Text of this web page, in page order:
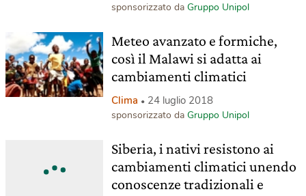
sponsorizzato da Gruppo Unipol
Meteo avanzato e formiche,
così il Malawi si adatta ai
cambiamenti climatici
Clima 24 luglio 2018
sponsorizzato da Gruppo Unipol
Siberia, i nativi resistono ai
cambiamenti climatici unendo
conoscenze tradizionali e